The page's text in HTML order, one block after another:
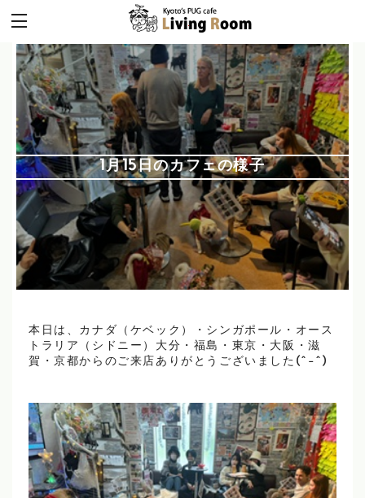
1月15日のカフェの様子
本日は、カナダ（ケベック）・シンガポール・オース
トラリア（シドニー）大分・福島・東京・大阪・滋
賀・京都からのご来店ありがとうございました(^-^)